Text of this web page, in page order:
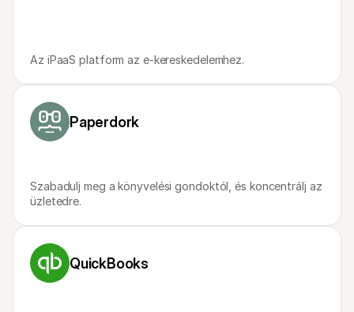
Az iPaaS platform az e-kereskedelemhez.
Paperdork
Szabadulj meg a könyvelési gondoktól, és koncentrálj az
üzletedre.
QuickBooks